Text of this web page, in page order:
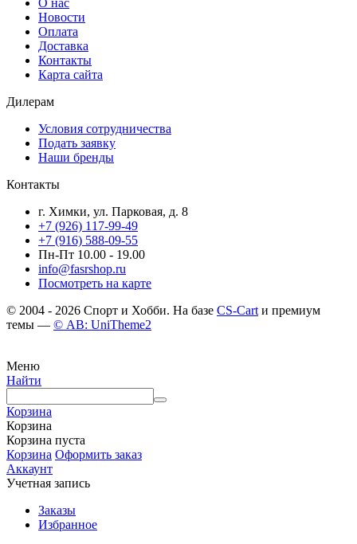
О нас
Новости
Оплата
Доставка
Контакты
Карта сайта
Дилерам
Условия сотрудничества
Подать заявку
Наши бренды
Контакты
г. Химки, ул. Парковая, д. 8
+7 (926) 117-99-49
+7 (916) 588-09-55
Пн-Пт 10.00 - 19.00
info@fasrshop.ru
Посмотреть на карте
© 2004 - 2026 Спорт и Хобби. На базе CS-Cart и премиум
темы — © AB: UniTheme2
Меню
Найти
Корзина
Корзина
Корзина пуста
Корзина Оформить заказ
Аккаунт
Учетная запись
Заказы
Избранное